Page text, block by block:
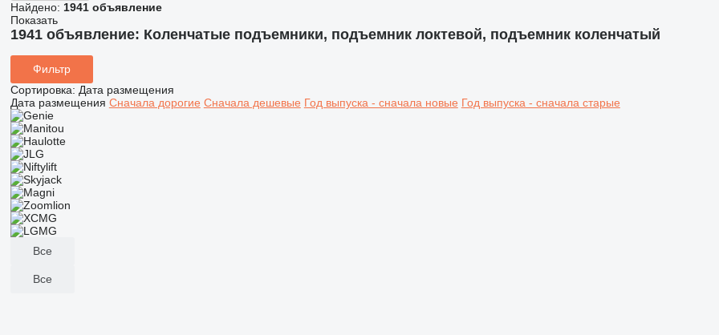
Найдено: 1941 объявление
Показать
1941 объявление: Коленчатые подъемники, подъемник локтевой, подъемник коленчатый
Фильтр
Сортировка: Дата размещения
Дата размещения Сначала дорогие Сначала дешевые Год выпуска - сначала новые Год выпуска - сначала старые
Все
Все